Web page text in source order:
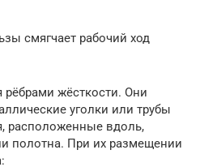
смягчает рабочий ход
рёбрами жёсткости. Они
уголки или трубы
расположенные вдоль,
полотна. При их размещении